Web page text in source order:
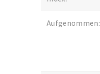
Aufgenommen: